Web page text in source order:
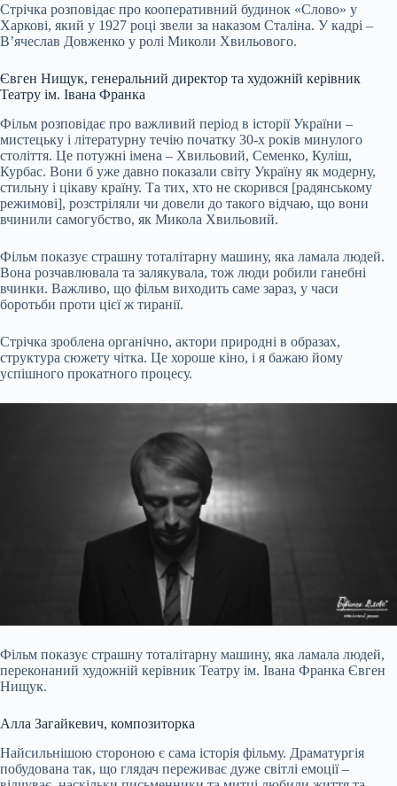
Стрічка розповідає про кооперативний будинок «Слово» у
Харкові, який у 1927 році звели за наказом Сталіна. У кадрі –
В’ячеслав Довженко у ролі Миколи Хвильового.
Євген Нищук, генеральний директор та художній керівник
Театру ім. Івана Франка
Фільм розповідає про важливий період в історії України –
мистецьку і літературну течію початку 30-х років минулого
століття. Це потужні імена – Хвильовий, Семенко, Куліш,
Курбас. Вони б уже давно показали світу Україну як модерну,
стильну і цікаву країну. Та тих, хто не скорився [радянському
режимові], розстріляли чи довели до такого відчаю, що вони
вчинили самогубство, як Микола Хвильовий.
Фільм показує страшну тоталітарну машину, яка ламала людей.
Вона розчавлювала та залякувала, тож люди робили ганебні
вчинки. Важливо, що фільм виходить саме зараз, у часи
боротьби проти цієї ж тиранії.
Стрічка зроблена органічно, актори природні в образах,
структура сюжету чітка. Це хороше кіно, і я бажаю йому
успішного прокатного процесу.
Фільм показує страшну тоталітарну машину, яка ламала людей,
переконаний художній керівник Театру ім. Івана Франка Євген
Нищук.
Алла Загайкевич, композиторка
Найсильнішою стороною є сама історія фільму. Драматургія
побудована так, що глядач переживає дуже світлі емоції –